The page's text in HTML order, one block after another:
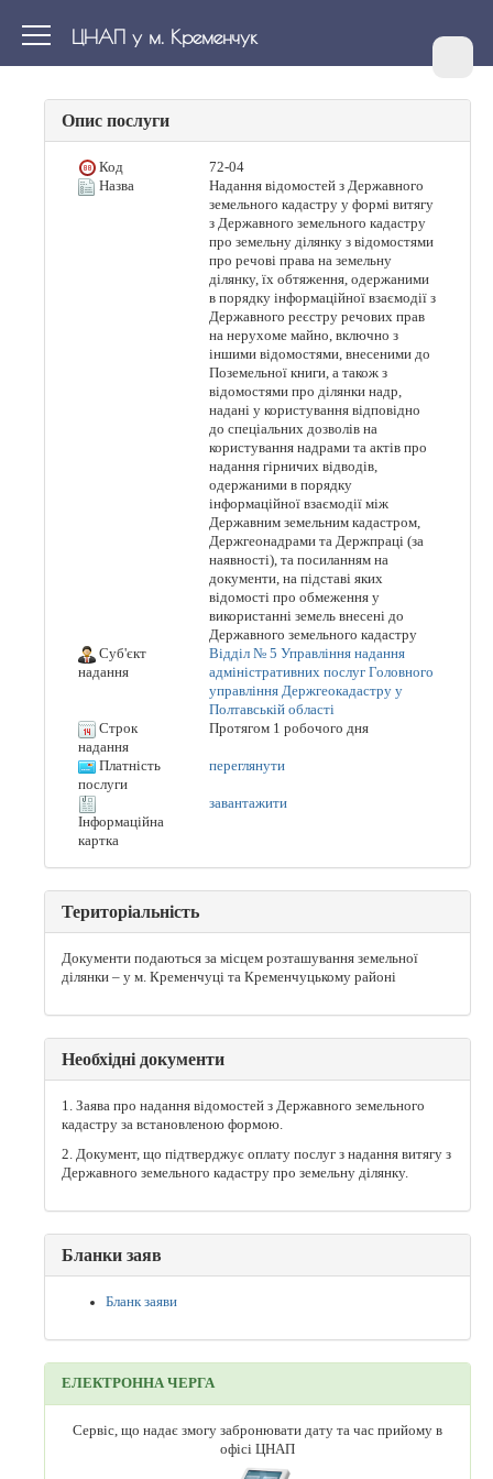
ЦНАП у м. Кременчук
Опис послуги
Код
72-04
Назва
Надання відомостей з Державного
земельного кадастру у формі витягу
з Державного земельного кадастру
про земельну ділянку з відомостями
про речові права на земельну
ділянку, їх обтяження, одержаними
в порядку інформаційної взаємодії з
Державного реєстру речових прав
на нерухоме майно, включно з
іншими відомостями, внесеними до
Поземельної книги, а також з
відомостями про ділянки надр,
надані у користування відповідно
до спеціальних дозволів на
користування надрами та актів про
надання гірничих відводів,
одержаними в порядку
інформаційної взаємодії між
Державним земельним кадастром,
Держгеонадрами та Держпраці (за
наявності), та посиланням на
документи, на підставі яких
відомості про обмеження у
використанні земель внесені до
Державного земельного кадастру
Суб'єкт
надання
Відділ № 5 Управління надання
адміністративних послуг Головного
управління Держгеокадастру у
Полтавській області
Строк
надання
Протягом 1 робочого дня
Платність
послуги
переглянути
Інформаційна
картка
завантажити
Територіальність
Документи подаються за місцем розташування земельної
ділянки – у м. Кременчуці та Кременчуцькому районі
Необхідні документи
1. Заява про надання відомостей з Державного земельного
кадастру за встановленою формою.
2. Документ, що підтверджує оплату послуг з надання витягу з
Державного земельного кадастру про земельну ділянку.
Бланки заяв
Бланк заяви
ЕЛЕКТРОННА ЧЕРГА
Сервіс, що надає змогу забронювати дату та час прийому в
офісі ЦНАП